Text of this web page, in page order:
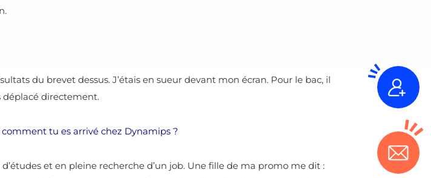
du brevet dessus. J’étais en sueur devant mon écran. Pour le bac, il
déplacé directement.
tu es arrivé chez Dynamips ?
et en pleine recherche d’un job. Une fille de ma promo me dit :